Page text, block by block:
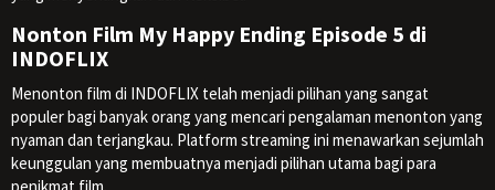
Nonton Film My Happy Ending Episode 5 di
INDOFLIX
Menonton film di INDOFLIX telah menjadi pilihan yang sangat
populer bagi banyak orang yang mencari pengalaman menonton yang
nyaman dan terjangkau. Platform streaming ini menawarkan sejumlah
keunggulan yang membuatnya menjadi pilihan utama bagi para